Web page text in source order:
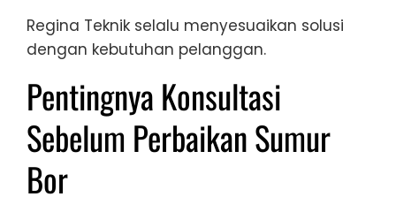
Regina Teknik selalu menyesuaikan solusi
dengan kebutuhan pelanggan.
Pentingnya Konsultasi
Sebelum Perbaikan Sumur
Bor